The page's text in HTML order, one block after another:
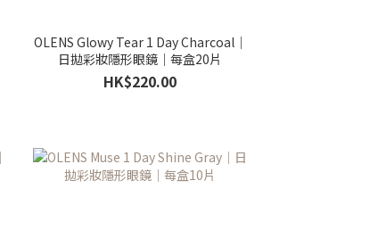
OLENS Glowy Tear 1 Day Charcoal｜
日拋彩妝隱形眼鏡｜每盒20片
HK$220.00